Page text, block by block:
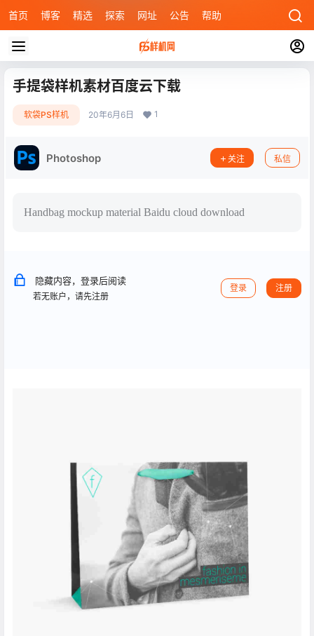
首页 博客 精选 探索 网址 公告 帮助
手提袋样机素材百度云下载
软袋PS样机 20年6月6日 1
Photoshop 关注 私信
Handbag mockup material Baidu cloud download
隐藏内容，登录后阅读
若无账户，请先注册
登录 注册